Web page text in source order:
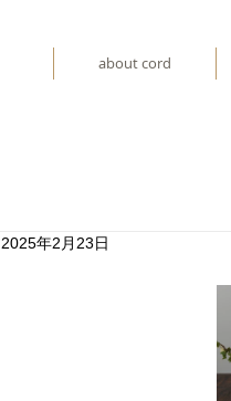
about cord
2025年2月23日